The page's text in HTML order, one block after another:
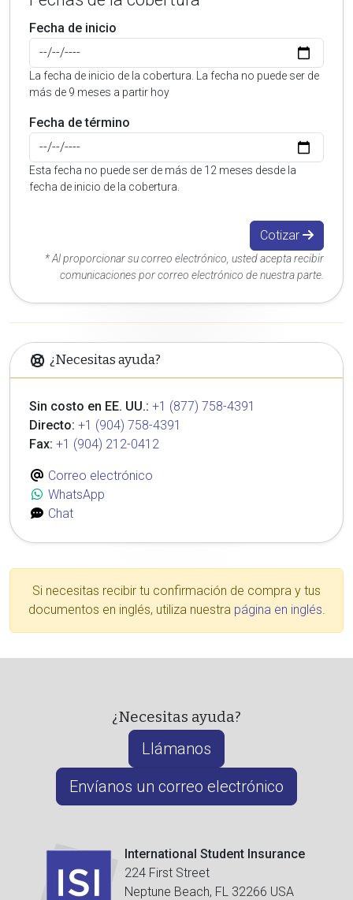
Fecha de inicio
La fecha de inicio de la cobertura. La fecha no puede ser de
más de 9 meses a partir hoy
Fecha de término
Esta fecha no puede ser de más de 12 meses desde la
fecha de inicio de la cobertura.
Cotizar
* Al proporcionar su correo electrónico, usted acepta recibir
comunicaciones por correo electrónico de nuestra parte.
¿Necesitas ayuda?
Sin costo en EE. UU.: +1 (877) 758-4391
Directo: +1 (904) 758-4391
Fax: +1 (904) 212-0412
Correo electrónico
WhatsApp
Chat
Si necesitas recibir tu confirmación de compra y tus
documentos en inglés, utiliza nuestra página en inglés.
¿Necesitas ayuda?
Llámanos
Envíanos un correo electrónico
International Student Insurance
224 First Street
Neptune Beach, FL 32266 USA